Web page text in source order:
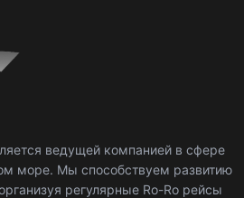
ведущей компанией в сфере
море. Мы способствуем развитию
регулярные Ro-Ro рейсы